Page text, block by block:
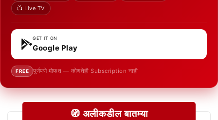
📺 Live TV
GET IT ON
Google Play
FREE पूर्णपणे मोफत — कोणतेही Subscription नाही
🧭 अलीकडील बातम्या